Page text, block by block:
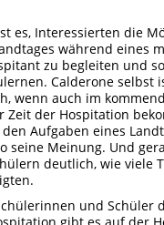
es, Interessierten die
während eines
zu begleiten und
Calderone selbst
wenn auch im
Zeit der Hospitation
Aufgaben eines
seine Meinung. Und
deutlich, wie viele
und Schüler